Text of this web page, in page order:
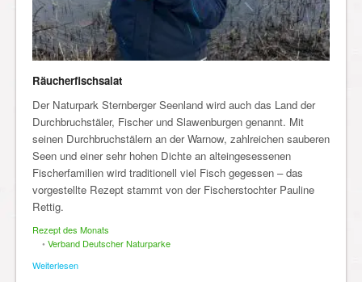
Räucherfischsalat
Der Naturpark Sternberger Seenland wird auch das Land der
Durchbruchstäler, Fischer und Slawenburgen genannt. Mit
seinen Durchbruchstälern an der Warnow, zahlreichen sauberen
Seen und einer sehr hohen Dichte an alteingesessenen
Fischerfamilien wird traditionell viel Fisch gegessen – das
vorgestellte Rezept stammt von der Fischerstochter Pauline
Rettig.
Rezept des Monats
• Verband Deutscher Naturparke
Weiterlesen